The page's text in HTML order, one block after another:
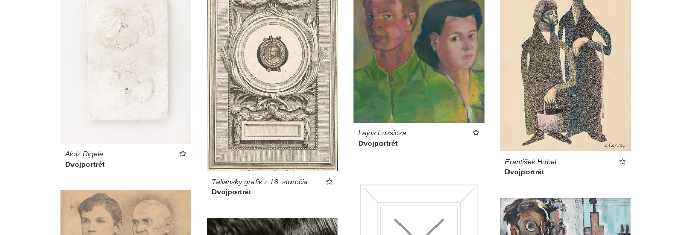
Alojz Rigele
Dvojportrét
Taliansky grafik z 18. storočia
Dvojportrét
Lajos Luzsicza
Dvojportrét
František Hübel
Dvojportrét